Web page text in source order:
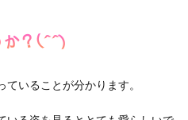
いることが分かります。